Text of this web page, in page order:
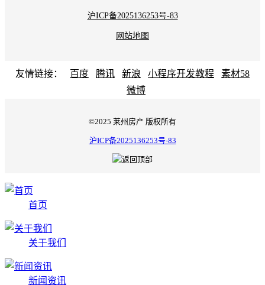
沪ICP备2025136253号-83
网站地图
友情链接： 百度 腾讯 新浪 小程序开发教程
素材58
微博
©2025 莱州房产 版权所有
沪ICP备2025136253号-83
首页
关于我们
新闻资讯